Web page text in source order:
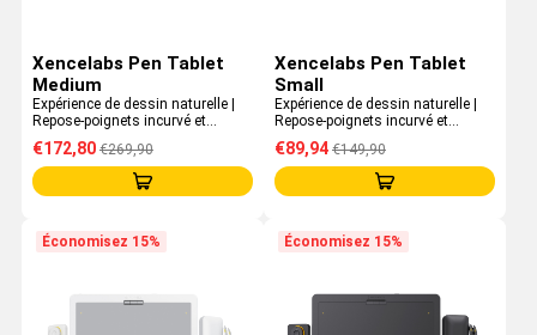
Xencelabs Pen Tablet
Medium
Expérience de dessin naturelle |
Repose-poignets incurvé et
Autonomie de batterie puissante
€172,80 €269,90
Xencelabs Pen Tablet
Small
Expérience de dessin naturelle |
Repose-poignets incurvé et
Autonomie de batterie puissante
€89,94 €149,90
Économisez 15% Économisez 15%